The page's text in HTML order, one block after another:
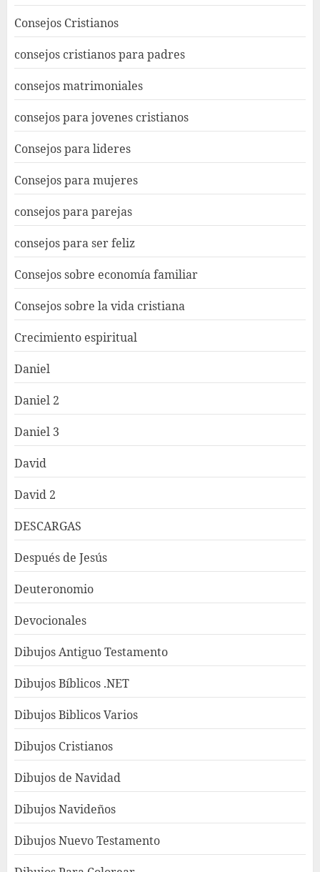
Consejos Cristianos
consejos cristianos para padres
consejos matrimoniales
consejos para jovenes cristianos
Consejos para lideres
Consejos para mujeres
consejos para parejas
consejos para ser feliz
Consejos sobre economía familiar
Consejos sobre la vida cristiana
Crecimiento espiritual
Daniel
Daniel 2
Daniel 3
David
David 2
DESCARGAS
Después de Jesús
Deuteronomio
Devocionales
Dibujos Antiguo Testamento
Dibujos Bíblicos .NET
Dibujos Biblicos Varios
Dibujos Cristianos
Dibujos de Navidad
Dibujos Navideños
Dibujos Nuevo Testamento